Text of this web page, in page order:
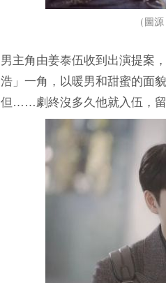
（圖
男主角由姜泰伍收到出演提案
浩」一角，以暖男和甜蜜的面
但……劇終沒多久他就入伍，